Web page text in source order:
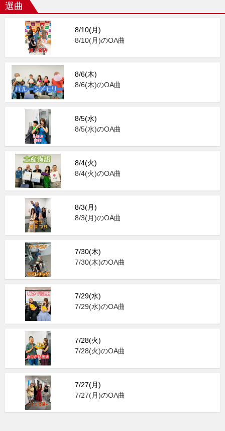
選曲
8/10(月)
8/10(月)のOA曲
8/6(木)
8/6(木)のOA曲
8/5(水)
8/5(水)のOA曲
8/4(火)
8/4(火)のOA曲
8/3(月)
8/3(月)のOA曲
7/30(木)
7/30(木)のOA曲
7/29(水)
7/29(水)のOA曲
7/28(火)
7/28(火)のOA曲
7/27(月)
7/27(月)のOA曲